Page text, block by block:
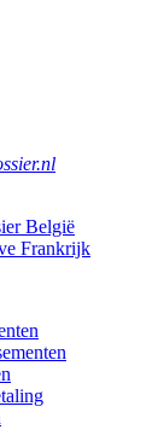
België
Frankrijk